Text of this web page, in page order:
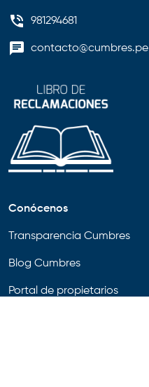
981294681
contacto@cumbres.pe
Conócenos
Transparencia Cumbres
Blog Cumbres
Portal de propietarios